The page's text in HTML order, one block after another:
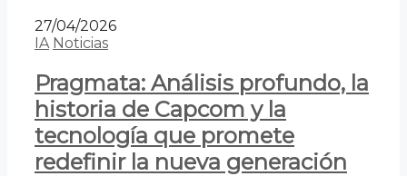
27/04/2026
IA Noticias
Pragmata: Análisis profundo, la
historia de Capcom y la
tecnología que promete
redefinir la nueva generación